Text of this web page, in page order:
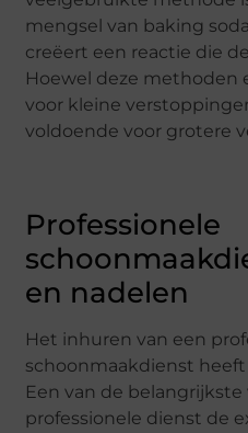
mengsel van baking
creëert een reactie die
Hoewel deze methoden
voor kleine
voldoende voor grotere
Professionele
en nadelen
Het inhuren van een
schoonmaakdienst
Een van de
professionele dienst de